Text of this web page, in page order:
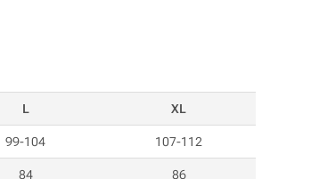
L XL
99-104 107-112
84 86